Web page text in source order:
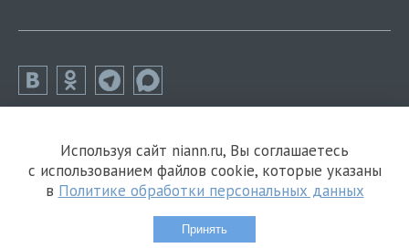
Используя сайт niann.ru, Вы соглашаетесь
с использованием файлов cookie, которые указаны
в Политике обработки персональных данных
Принять